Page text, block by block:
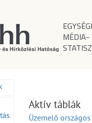
MÉDIA-
Aktív táblák
Üzemelő